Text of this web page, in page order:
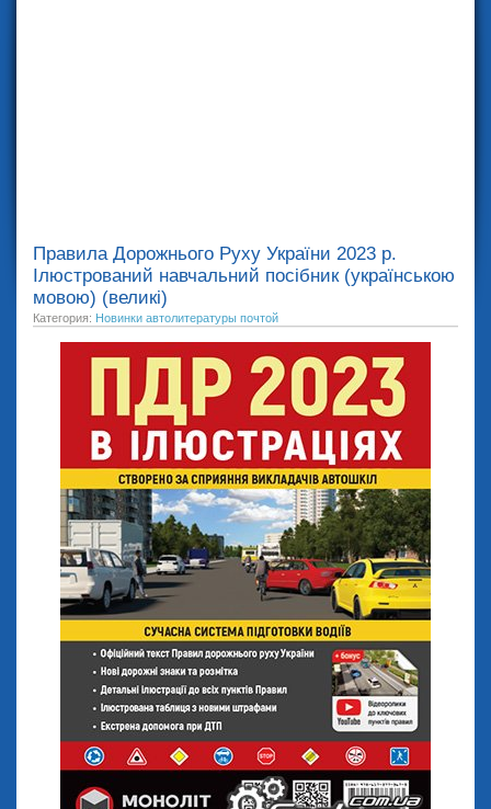
Правила Дорожнього Руху України 2023 р.
Ілюстрований навчальний посібник (українською
мовою) (великі)
Категория: Новинки автолитературы почтой